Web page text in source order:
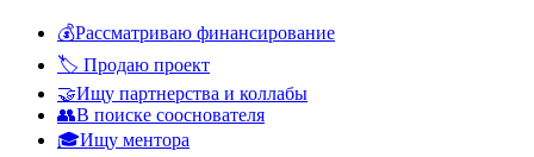
💰Рассматриваю финансирование
🏷️ Продаю проект
🤝Ищу партнерства и коллабы
👥В поиске сооснователя
🎓Ищу ментора